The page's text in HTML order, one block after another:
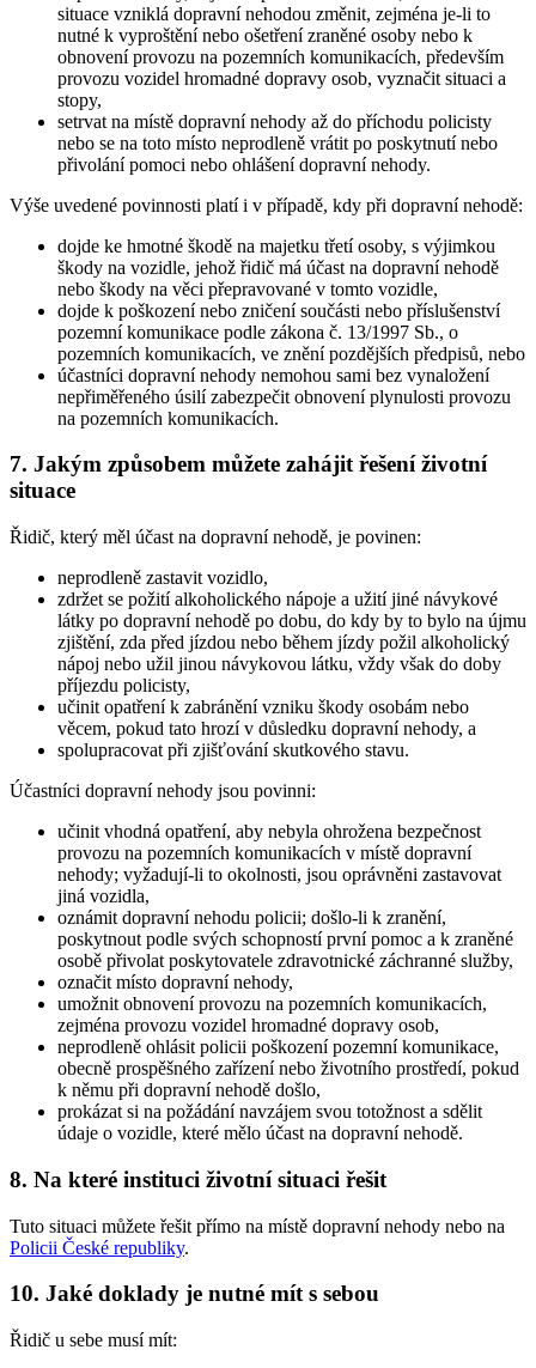
situace vzniklá dopravní nehodou změnit, zejména je-li to
nutné k vyproštění nebo ošetření zraněné osoby nebo k
obnovení provozu na pozemních komunikacích, především
provozu vozidel hromadné dopravy osob, vyznačit situaci a
stopy,
setrvat na místě dopravní nehody až do příchodu policisty
nebo se na toto místo neprodleně vrátit po poskytnutí nebo
přivolání pomoci nebo ohlášení dopravní nehody.
Výše uvedené povinnosti platí i v případě, kdy při dopravní nehodě:
dojde ke hmotné škodě na majetku třetí osoby, s výjimkou
škody na vozidle, jehož řidič má účast na dopravní nehodě
nebo škody na věci přepravované v tomto vozidle,
dojde k poškození nebo zničení součásti nebo příslušenství
pozemní komunikace podle zákona č. 13/1997 Sb., o
pozemních komunikacích, ve znění pozdějších předpisů, nebo
účastníci dopravní nehody nemohou sami bez vynaložení
nepřiměřeného úsilí zabezpečit obnovení plynulosti provozu
na pozemních komunikacích.
7. Jakým způsobem můžete zahájit řešení životní
situace
Řidič, který měl účast na dopravní nehodě, je povinen:
neprodleně zastavit vozidlo,
zdržet se požití alkoholického nápoje a užití jiné návykové
látky po dopravní nehodě po dobu, do kdy by to bylo na újmu
zjištění, zda před jízdou nebo během jízdy požil alkoholický
nápoj nebo užil jinou návykovou látku, vždy však do doby
příjezdu policisty,
učinit opatření k zabránění vzniku škody osobám nebo
věcem, pokud tato hrozí v důsledku dopravní nehody, a
spolupracovat při zjišťování skutkového stavu.
Účastníci dopravní nehody jsou povinni:
učinit vhodná opatření, aby nebyla ohrožena bezpečnost
provozu na pozemních komunikacích v místě dopravní
nehody; vyžadují-li to okolnosti, jsou oprávněni zastavovat
jiná vozidla,
oznámit dopravní nehodu policii; došlo-li k zranění,
poskytnout podle svých schopností první pomoc a k zraněné
osobě přivolat poskytovatele zdravotnické záchranné služby,
označit místo dopravní nehody,
umožnit obnovení provozu na pozemních komunikacích,
zejména provozu vozidel hromadné dopravy osob,
neprodleně ohlásit policii poškození pozemní komunikace,
obecně prospěšného zařízení nebo životního prostředí, pokud
k němu při dopravní nehodě došlo,
prokázat si na požádání navzájem svou totožnost a sdělit
údaje o vozidle, které mělo účast na dopravní nehodě.
8. Na které instituci životní situaci řešit
Tuto situaci můžete řešit přímo na místě dopravní nehody nebo na
Policii České republiky.
10. Jaké doklady je nutné mít s sebou
Řidič u sebe musí mít: